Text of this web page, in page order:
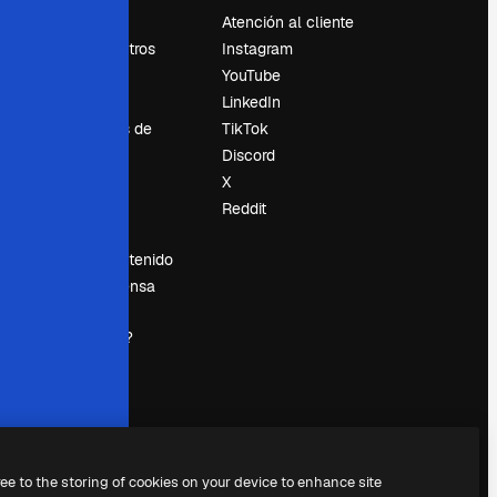
Sobre nosotros
Tendencias de
Vender contenido
Sala de prensa
magnific.ai?
Atención al cliente
Instagram
YouTube
LinkedIn
TikTok
Discord
X
Reddit
to the storing of cookies on your device to enhance site